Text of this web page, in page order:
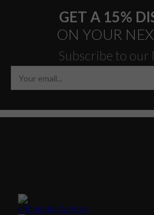
GET A 15%
ON YOUR
Subscribe to our